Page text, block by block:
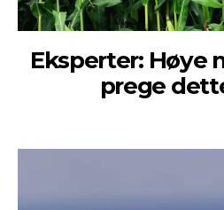
Eksperter: Høye
prege